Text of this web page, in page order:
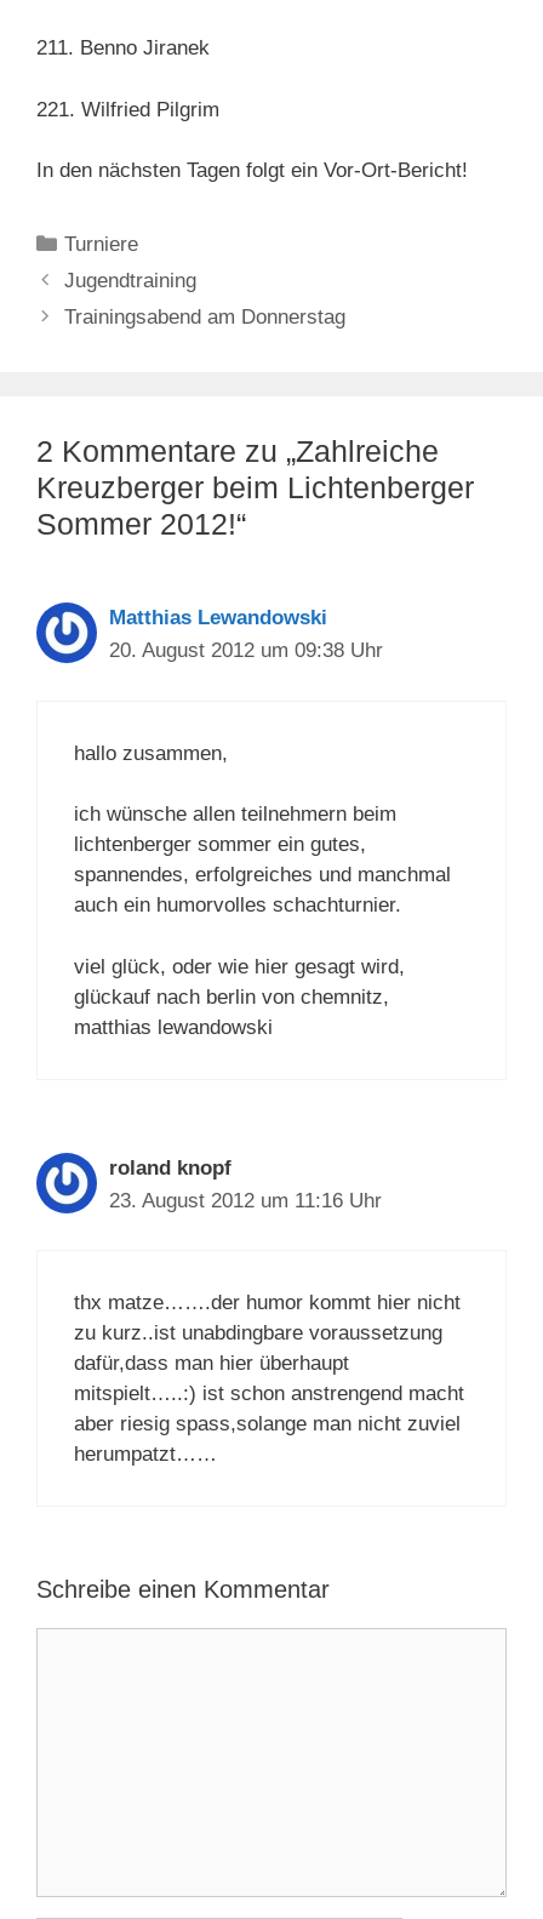
211. Benno Jiranek
221. Wilfried Pilgrim
In den nächsten Tagen folgt ein Vor-Ort-Bericht!
Kategorien
Turniere
Jugendtraining
Trainingsabend am Donnerstag
2 Kommentare zu „Zahlreiche
Kreuzberger beim Lichtenberger
Sommer 2012!“
Matthias Lewandowski
20. August 2012 um 09:38 Uhr
hallo zusammen,
ich wünsche allen teilnehmern beim
lichtenberger sommer ein gutes,
spannendes, erfolgreiches und manchmal
auch ein humorvolles schachturnier.
viel glück, oder wie hier gesagt wird,
glückauf nach berlin von chemnitz,
matthias lewandowski
roland knopf
23. August 2012 um 11:16 Uhr
thx matze…….der humor kommt hier nicht
zu kurz..ist unabdingbare voraussetzung
dafür,dass man hier überhaupt
mitspielt…..:) ist schon anstrengend macht
aber riesig spass,solange man nicht zuviel
herumpatzt……
Schreibe einen Kommentar